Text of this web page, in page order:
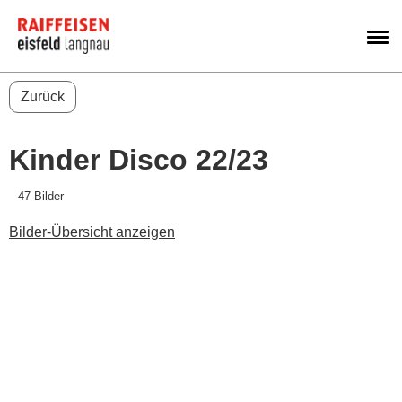
Zurück
Kinder Disco 22/23
47 Bilder
Bilder-Übersicht anzeigen